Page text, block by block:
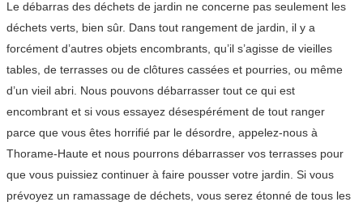
Le débarras des déchets de jardin ne concerne pas seulement les
déchets verts, bien sûr. Dans tout rangement de jardin, il y a
forcément d’autres objets encombrants, qu’il s’agisse de vieilles
tables, de terrasses ou de clôtures cassées et pourries, ou même
d’un vieil abri. Nous pouvons débarrasser tout ce qui est
encombrant et si vous essayez désespérément de tout ranger
parce que vous êtes horrifié par le désordre, appelez-nous à
Thorame-Haute et nous pourrons débarrasser vos terrasses pour
que vous puissiez continuer à faire pousser votre jardin. Si vous
prévoyez un ramassage de déchets, vous serez étonné de tous les